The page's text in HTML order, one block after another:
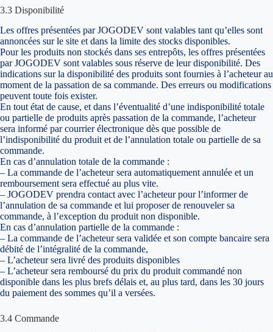
3.3 Disponibilité
Les offres présentées par JOGODEV sont valables tant qu’elles sont
annoncées sur le site et dans la limite des stocks disponibles.
Pour les produits non stockés dans ses entrepôts, les offres présentées
par JOGODEV sont valables sous réserve de leur disponibilité. Des
indications sur la disponibilité des produits sont fournies à l’acheteur au
moment de la passation de sa commande. Des erreurs ou modifications
peuvent toute fois exister.
En tout état de cause, et dans l’éventualité d’une indisponibilité totale
ou partielle de produits après passation de la commande, l’acheteur
sera informé par courrier électronique dès que possible de
l’indisponibilité du produit et de l’annulation totale ou partielle de sa
commande.
En cas d’annulation totale de la commande :
– La commande de l’acheteur sera automatiquement annulée et un
remboursement sera effectué au plus vite.
– JOGODEV prendra contact avec l’acheteur pour l’informer de
l’annulation de sa commande et lui proposer de renouveler sa
commande, à l’exception du produit non disponible.
En cas d’annulation partielle de la commande :
– La commande de l’acheteur sera validée et son compte bancaire sera
débité de l’intégralité de la commande,
– L’acheteur sera livré des produits disponibles
– L’acheteur sera remboursé du prix du produit commandé non
disponible dans les plus brefs délais et, au plus tard, dans les 30 jours
du paiement des sommes qu’il a versées.
3.4 Commande